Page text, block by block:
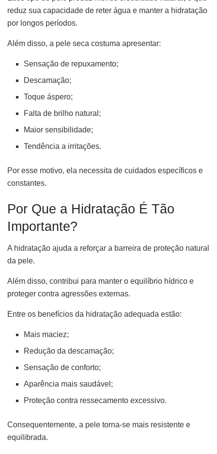
reduz sua capacidade de reter água e manter a hidratação
por longos períodos.
Além disso, a pele seca costuma apresentar:
Sensação de repuxamento;
Descamação;
Toque áspero;
Falta de brilho natural;
Maior sensibilidade;
Tendência a irritações.
Por esse motivo, ela necessita de cuidados específicos e
constantes.
Por Que a Hidratação É Tão
Importante?
A hidratação ajuda a reforçar a barreira de proteção natural
da pele.
Além disso, contribui para manter o equilíbrio hídrico e
proteger contra agressões externas.
Entre os benefícios da hidratação adequada estão:
Mais maciez;
Redução da descamação;
Sensação de conforto;
Aparência mais saudável;
Proteção contra ressecamento excessivo.
Consequentemente, a pele torna-se mais resistente e
equilibrada.